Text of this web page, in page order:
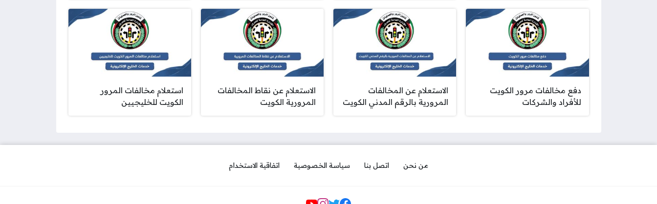
دفع مخالفات مرور الكويت
للأفراد والشركات
الاستعلام عن المخالفات
المرورية بالرقم المدني الكويت
الاستعلام عن نقاط المخالفات
المرورية الكويت
استعلام مخالفات المرور
الكويت للخليجيين
من نحن اتصل بنا سياسة الخصوصية اتفاقية الاستخدام